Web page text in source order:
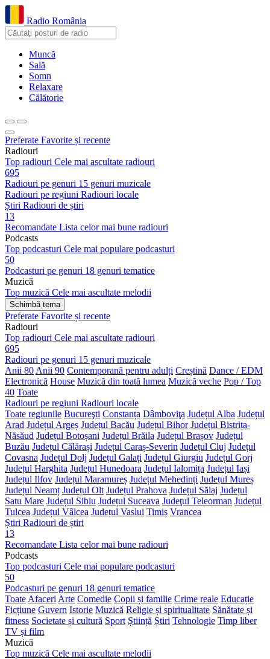
Radio România
Muncă
Sală
Somn
Relaxare
Călătorie
Preferate Favorite și recente
Radiouri
Top radiouri Cele mai ascultate radiouri
695
Radiouri pe genuri 15 genuri muzicale
Radiouri pe regiuni Radiouri locale
Știri Radiouri de știri
13
Recomandate Lista celor mai bune radiouri
Podcasts
Top podcasturi Cele mai populare podcasturi
50
Podcasturi pe genuri 18 genuri tematice
Muzică
Top muzică Cele mai ascultate melodii
Schimbă tema
Preferate Favorite și recente
Radiouri
Top radiouri Cele mai ascultate radiouri
695
Radiouri pe genuri 15 genuri muzicale
Anii 80 Anii 90 Contemporană pentru adulți Creștină Dance / EDM
Electronică House Muzică din toată lumea Muzică veche Pop / Top
40 Toate
Radiouri pe regiuni Radiouri locale
Toate regiunile Bucureşti Constanța Dâmboviţa Județul Alba Județul
Arad Județul Argeș Județul Bacău Județul Bihor Județul Bistrița-
Năsăud Județul Botoșani Județul Brăila Județul Brașov Județul
Buzău Județul Călărași Județul Caraș-Severin Județul Cluj Județul
Covasna Județul Dolj Județul Galați Județul Giurgiu Județul Gorj
Județul Harghita Județul Hunedoara Județul Ialomița Județul Iași
Județul Ilfov Județul Maramureș Județul Mehedinți Județul Mureș
Județul Neamț Județul Olt Județul Prahova Județul Sălaj Județul
Satu Mare Județul Sibiu Județul Suceava Judeţul Teleorman Județul
Tulcea Județul Vâlcea Județul Vaslui Timiș Vrancea
Știri Radiouri de știri
13
Recomandate Lista celor mai bune radiouri
Podcasts
Top podcasturi Cele mai populare podcasturi
50
Podcasturi pe genuri 18 genuri tematice
Toate Afaceri Arte Comedie Copii și familie Crime reale Educație
Ficțiune Guvern Istorie Muzică Religie și spiritualitate Sănătate și
fitness Societate și cultură Sport Știință Știri Tehnologie Timp liber
TV și film
Muzică
Top muzică Cele mai ascultate melodii